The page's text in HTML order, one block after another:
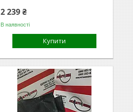
2 239 ₴
В наявності
Купити